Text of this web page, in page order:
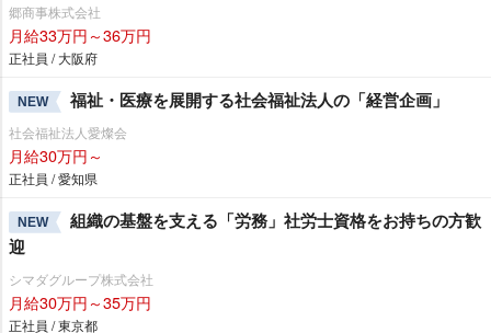
郷商事株式会社
月給33万円～36万円
正社員 / 大阪府
NEW 福祉・医療を展開する社会福祉法人の「経営企画」
社会福祉法人愛燦会
月給30万円～
正社員 / 愛知県
NEW
組織の基盤を支える「労務」社労士資格をお持ちの方歓
迎
シマダグループ株式会社
月給30万円～35万円
正社員 / 東京都